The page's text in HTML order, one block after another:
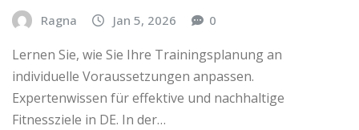
Ragna Jan 5, 2026 0
Lernen Sie, wie Sie Ihre Trainingsplanung an
individuelle Voraussetzungen anpassen.
Expertenwissen für effektive und nachhaltige
Fitnessziele in DE. In der…